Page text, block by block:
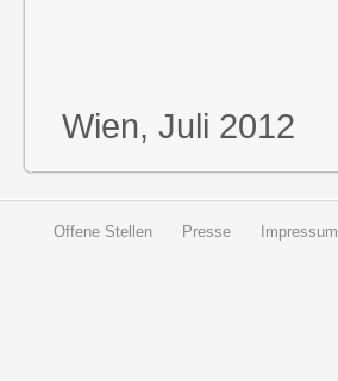
Wien, Juli 2012
Offene Stellen Presse Impressum